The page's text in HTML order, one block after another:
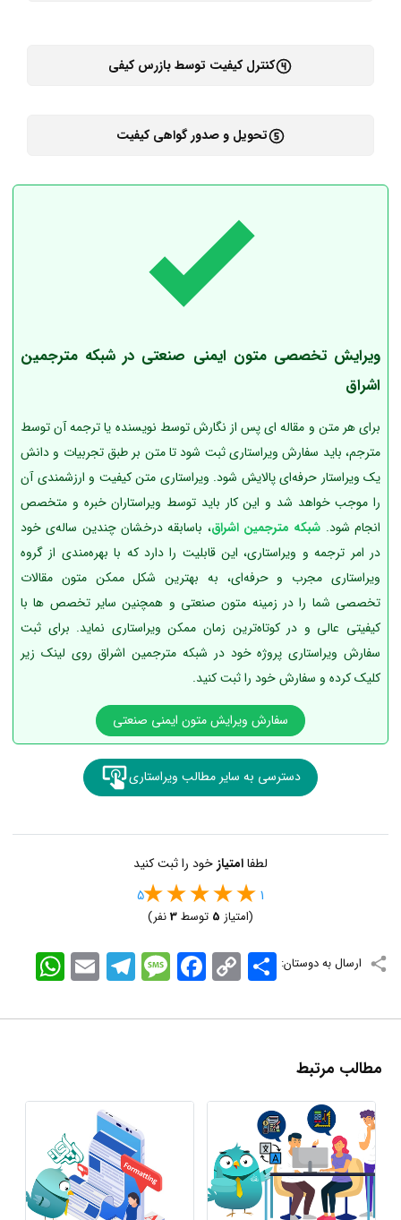
کنترل کیفیت توسط بازرس کیفی
تحویل و صدور گواهی کیفیت
ویرایش تخصصی متون ایمنی صنعتی در شبکه مترجمین
اشراق
برای هر متن و مقاله ای پس از نگارش توسط نویسنده یا ترجمه آن توسط
مترجم، باید سفارش ویراستاری ثبت شود تا متن بر طبق تجربیات و دانش
یک ویراستار حرفه‌ای پالایش شود. ویراستاری متن کیفیت و ارزشمندی آن
را موجب خواهد شد و این کار باید توسط ویراستاران خبره و متخصص
انجام شود. شبکه مترجمین اشراق، باسابقه درخشان چندین ساله‌ی خود
در امر ترجمه و ویراستاری، این قابلیت را دارد که با بهره‌مندی از گروه
ویراستاری مجرب و حرفه‌ای، به بهترین شکل ممکن متون مقالات
تخصصی شما را در زمینه متون صنعتی و همچنین سایر تخصص ها با
کیفیتی عالی و در کوتاه‌ترین زمان ممکن ویراستاری نماید. برای ثبت
سفارش ویراستاری پروژه خود در شبکه مترجمین اشراق روی لینک زیر
کلیک کرده و سفارش خود را ثبت کنید.
سفارش ویرایش متون ایمنی صنعتی
دسترسی به سایر مطالب ویراستاری
لطفاامتیاز خود را ثبت کنید
1
5
(امتیاز 5 توسط3نفر)
ارسال به دوستان: WhatsApp EmailTelegramMessageFacebook Copy
Link
اشتراک
مطالب مرتبط